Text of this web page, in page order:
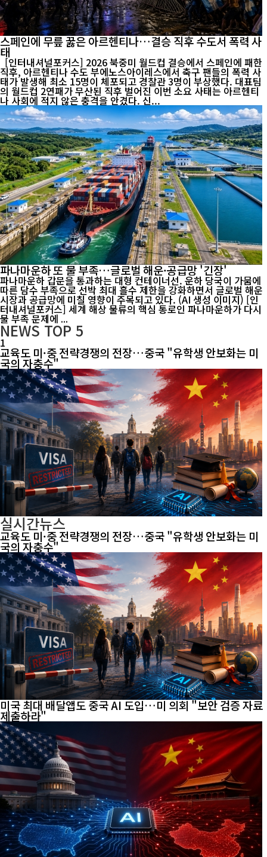
스페인에 무릎 꿇은 아르헨티나…결승 직후 수도서 폭력 사
태
[인터내셔널포커스] 2026 북중미 월드컵 결승에서 스페인에 패한
직후, 아르헨티나 수도 부에노스아이레스에서 축구 팬들의 폭력 사
태가 발생해 최소 15명이 체포되고 경찰관 3명이 부상했다. 대표팀
의 월드컵 2연패가 무산된 직후 벌어진 이번 소요 사태는 아르헨티
나 사회에 적지 않은 충격을 안겼다. 신...
파나마운하 또 물 부족…글로벌 해운·공급망 '긴장'
파나마운하 갑문을 통과하는 대형 컨테이너선. 운하 당국이 가뭄에
따른 담수 부족으로 선박 최대 흘수 제한을 강화하면서 글로벌 해운
시장과 공급망에 미칠 영향이 주목되고 있다. (AI 생성 이미지) [인
터내셔널포커스] 세계 해상 물류의 핵심 통로인 파나마운하가 다시
물 부족 문제에 ...
NEWS TOP 5
1
교육도 미·중 전략경쟁의 전장…중국 "유학생 안보화는 미
국의 자충수"
실시간뉴스
교육도 미·중 전략경쟁의 전장…중국 "유학생 안보화는 미
국의 자충수"
미국 최대 배달앱도 중국 AI 도입…미 의회 "보안 검증 자료
제출하라"